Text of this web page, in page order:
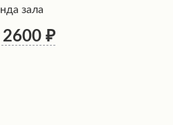
зала
2600